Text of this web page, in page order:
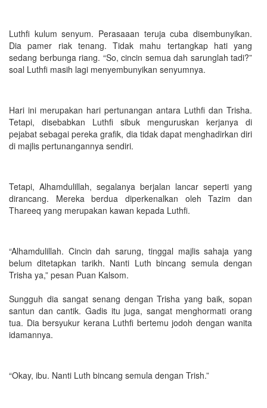
Luthfi kulum senyum. Perasaaan teruja cuba disembunyikan.
Dia pamer riak tenang. Tidak mahu tertangkap hati yang
sedang berbunga riang. “So, cincin semua dah sarunglah tadi?”
soal Luthfi masih lagi menyembunyikan senyumnya.
Hari ini merupakan hari pertunangan antara Luthfi dan Trisha.
Tetapi, disebabkan Luthfi sibuk menguruskan kerjanya di
pejabat sebagai pereka grafik, dia tidak dapat menghadirkan diri
di majlis pertunangannya sendiri.
Tetapi, Alhamdulillah, segalanya berjalan lancar seperti yang
dirancang. Mereka berdua diperkenalkan oleh Tazim dan
Thareeq yang merupakan kawan kepada Luthfi.
“Alhamdulillah. Cincin dah sarung, tinggal majlis sahaja yang
belum ditetapkan tarikh. Nanti Luth bincang semula dengan
Trisha ya,” pesan Puan Kalsom.
Sungguh dia sangat senang dengan Trisha yang baik, sopan
santun dan cantik. Gadis itu juga, sangat menghormati orang
tua. Dia bersyukur kerana Luthfi bertemu jodoh dengan wanita
idamannya.
“Okay, ibu. Nanti Luth bincang semula dengan Trish.”